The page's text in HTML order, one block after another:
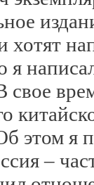
хотят
я
свое
этом я
–